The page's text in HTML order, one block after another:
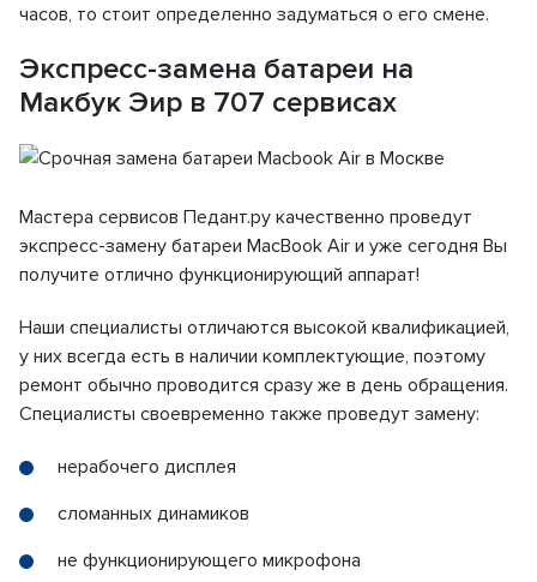
часов, то стоит определенно задуматься о его смене.
Экспресс-замена батареи на
Макбук Эир в 707 сервисах
Мастера сервисов Педант.ру качественно проведут
экспресс-замену батареи MacBook Air и уже сегодня Вы
получите отлично функционирующий аппарат!
Наши специалисты отличаются высокой квалификацией,
у них всегда есть в наличии комплектующие, поэтому
ремонт обычно проводится сразу же в день обращения.
Специалисты своевременно также проведут замену:
нерабочего дисплея
сломанных динамиков
не функционирующего микрофона